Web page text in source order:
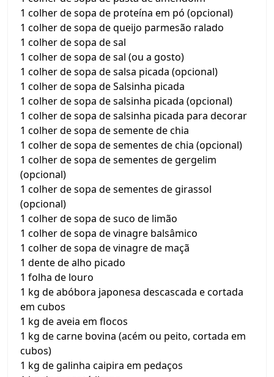
1 colher de sopa de proteína em pó (opcional)
1 colher de sopa de queijo parmesão ralado
1 colher de sopa de sal
1 colher de sopa de sal (ou a gosto)
1 colher de sopa de salsa picada (opcional)
1 colher de sopa de Salsinha picada
1 colher de sopa de salsinha picada (opcional)
1 colher de sopa de salsinha picada para decorar
1 colher de sopa de semente de chia
1 colher de sopa de sementes de chia (opcional)
1 colher de sopa de sementes de gergelim
(opcional)
1 colher de sopa de sementes de girassol
(opcional)
1 colher de sopa de suco de limão
1 colher de sopa de vinagre balsâmico
1 colher de sopa de vinagre de maçã
1 dente de alho picado
1 folha de louro
1 kg de abóbora japonesa descascada e cortada
em cubos
1 kg de aveia em flocos
1 kg de carne bovina (acém ou peito, cortada em
cubos)
1 kg de galinha caipira em pedaços